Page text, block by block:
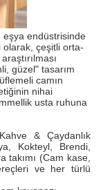
eşya endüstrisinde
olarak, çeşitli orta-
güzel" tasarım
camın
nihai
usta ruhuna
& Çaydanlık
Kokteyl, Brendi,
takımı (Cam kase,
ve her türlü